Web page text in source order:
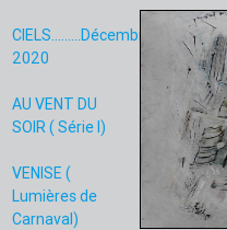
CIELS.........Décembre
2020
AU VENT DU
SOIR ( Série I)
VENISE (
Lumières de
Carnaval)